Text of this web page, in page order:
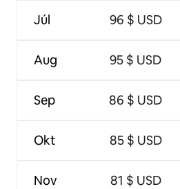
Júl
Aug
Sep
Okt
Nov
96 $ USD
95 $ USD
86 $ USD
85 $ USD
81 $ USD